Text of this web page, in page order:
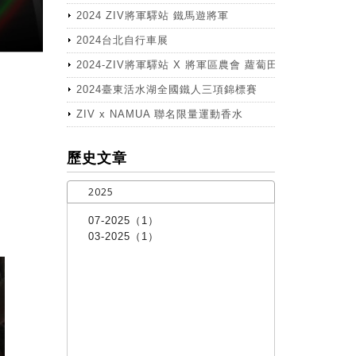
2024 ZIV將軍驛站 鐵馬遊將軍
2024台北自行車展
2024-ZIV將軍驛站 X 將軍區農會 蘿蔔田體驗活動
2024臺東活水湖全國鐵人三項錦標賽
ZIV x NAMUA 聯名限量運動香水
more
歷史文章
2025
07-2025（1）
03-2025（1）